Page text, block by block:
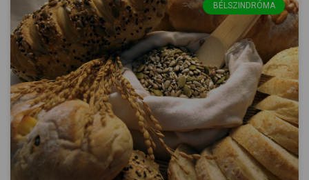
BÉLSZINDRÓMA